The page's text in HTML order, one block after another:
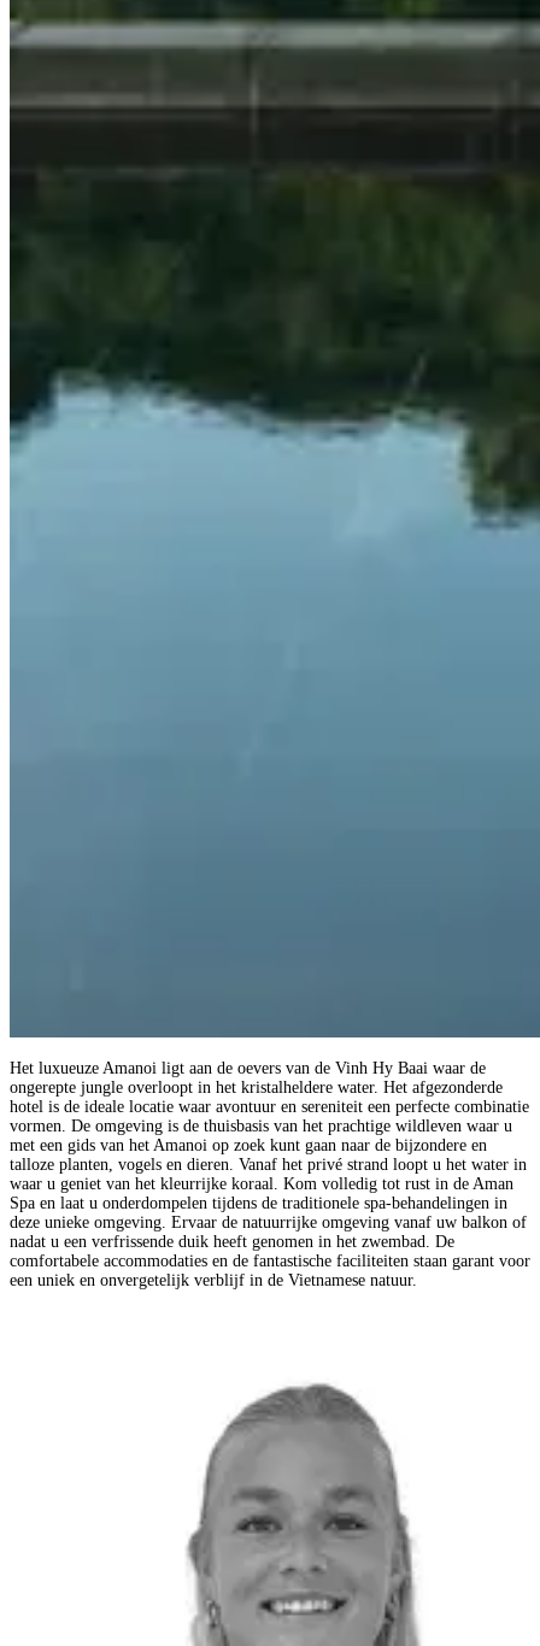
Het luxueuze Amanoi ligt aan de oevers van de Vinh Hy Baai waar de
ongerepte jungle overloopt in het kristalheldere water. Het afgezonderde
hotel is de ideale locatie waar avontuur en sereniteit een perfecte combinatie
vormen. De omgeving is de thuisbasis van het prachtige wildleven waar u
met een gids van het Amanoi op zoek kunt gaan naar de bijzondere en
talloze planten, vogels en dieren. Vanaf het privé strand loopt u het water in
waar u geniet van het kleurrijke koraal. Kom volledig tot rust in de Aman
Spa en laat u onderdompelen tijdens de traditionele spa-behandelingen in
deze unieke omgeving. Ervaar de natuurrijke omgeving vanaf uw balkon of
nadat u een verfrissende duik heeft genomen in het zwembad. De
comfortabele accommodaties en de fantastische faciliteiten staan garant voor
een uniek en onvergetelijk verblijf in de Vietnamese natuur.